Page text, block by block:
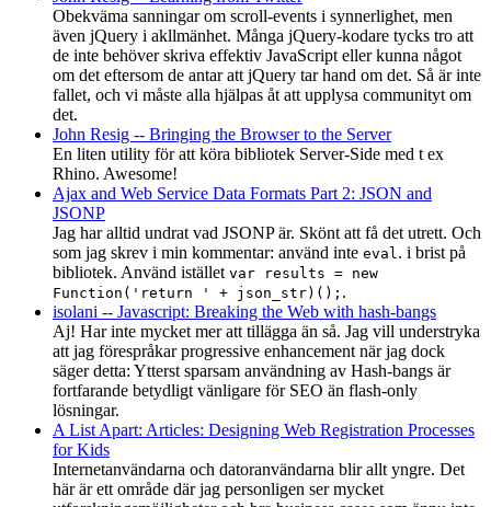
Obekväma sanningar om scroll-events i synnerlighet, men
även jQuery i akllmänhet. Många jQuery-kodare tycks tro att
de inte behöver skriva effektiv JavaScript eller kunna något
om det eftersom de antar att jQuery tar hand om det. Så är inte
fallet, och vi måste alla hjälpas åt att upplysa communityt om
det.
John Resig -- Bringing the Browser to the Server
En liten utility för att köra bibliotek Server-Side med t ex
Rhino. Awesome!
Ajax and Web Service Data Formats Part 2: JSON and
JSONP
Jag har alltid undrat vad JSONP är. Skönt att få det utrett. Och
som jag skrev i min kommentar: använd inte eval . i brist på
bibliotek. Använd istället var results = new
Function('return ' + json_str)(); .
isolani -- Javascript: Breaking the Web with hash-bangs
Aj! Har inte mycket mer att tillägga än så. Jag vill understryka
att jag förespråkar progressive enhancement när jag dock
säger detta: Ytterst sparsam användning av Hash-bangs är
fortfarande betydligt vänligare för SEO än flash-only
lösningar.
A List Apart: Articles: Designing Web Registration Processes
for Kids
Internetanvändarna och datoranvändarna blir allt yngre. Det
här är ett område där jag personligen ser mycket